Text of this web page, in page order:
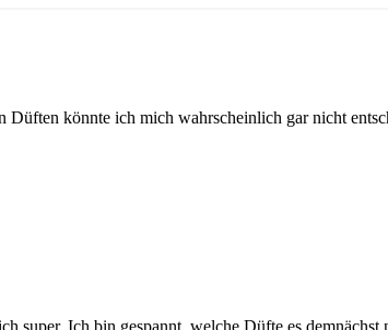
Düften könnte ich mich wahrscheinlich gar nicht